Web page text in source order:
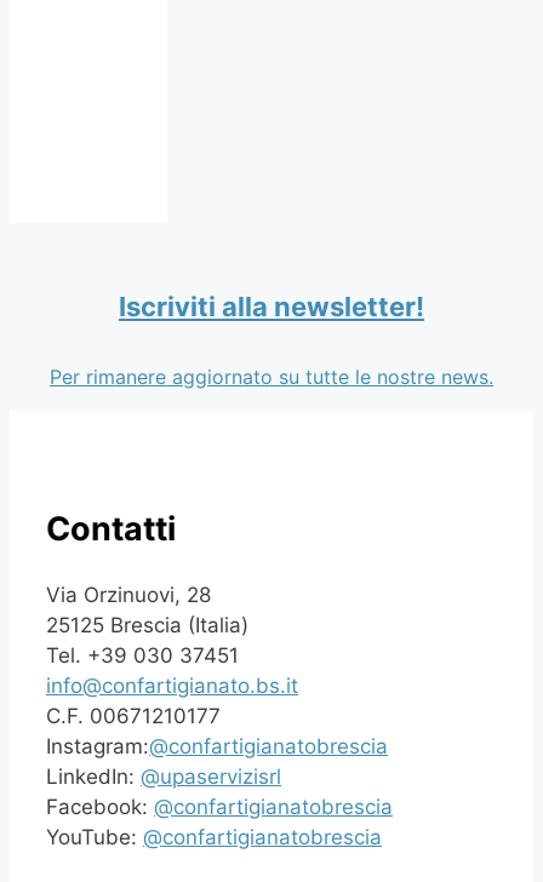
Iscriviti alla newsletter!
Per rimanere aggiornato su tutte le nostre news.
Contatti
Via Orzinuovi, 28
25125 Brescia (Italia)
Tel. +39 030 37451
info@confartigianato.bs.it
C.F. 00671210177
Instagram:@confartigianatobrescia
LinkedIn: @upaservizisrl
Facebook: @confartigianatobrescia
YouTube: @confartigianatobrescia